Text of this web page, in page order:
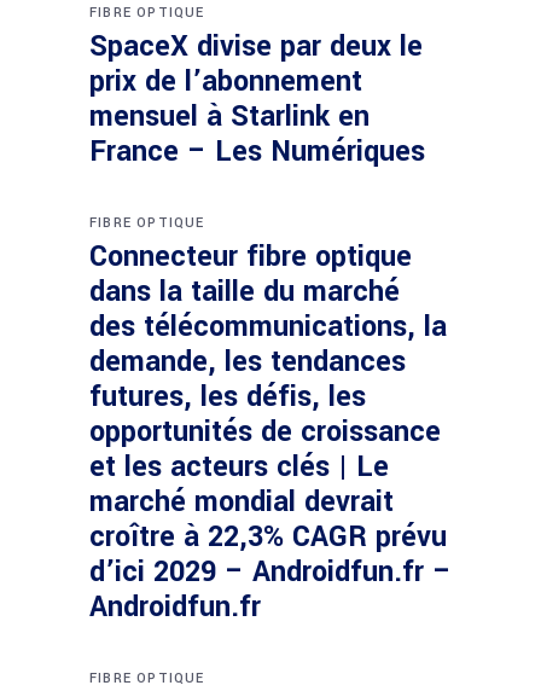
FIBRE OPTIQUE
SpaceX divise par deux le
prix de l’abonnement
mensuel à Starlink en
France – Les Numériques
FIBRE OPTIQUE
Connecteur fibre optique
dans la taille du marché
des télécommunications, la
demande, les tendances
futures, les défis, les
opportunités de croissance
et les acteurs clés | Le
marché mondial devrait
croître à 22,3% CAGR prévu
d’ici 2029 – Androidfun.fr –
Androidfun.fr
FIBRE OPTIQUE